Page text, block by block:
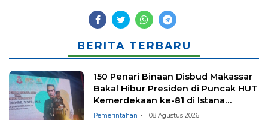
BERITA TERBARU
150 Penari Binaan Disbud Makassar
Bakal Hibur Presiden di Puncak HUT
Kemerdekaan ke-81 di Istana
Negara
Pemerintahan 08 Agustus 2026